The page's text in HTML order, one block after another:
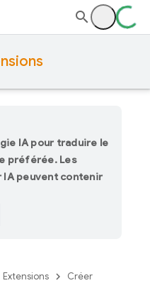
IA pour traduire le
préférée. Les
peuvent contenir
Extensions Créer